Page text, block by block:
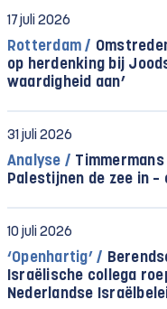
17 juli 2026
Rotterdam /
op herdenking bij
waardigheid aan’
31 juli 2026
Analyse /
Palestijnen de zee in –
10 juli 2026
‘Openhartig’ /
Israëlische collega
Nederlandse